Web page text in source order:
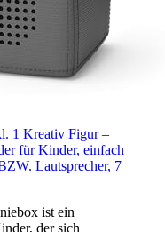
1 Kreativ Figur –
für Kinder, einfach
Lautsprecher, 7
ist ein
der sich